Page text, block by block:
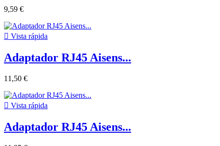
9,59 €
 Vista rápida
Adaptador RJ45 Aisens...
11,50 €
 Vista rápida
Adaptador RJ45 Aisens...